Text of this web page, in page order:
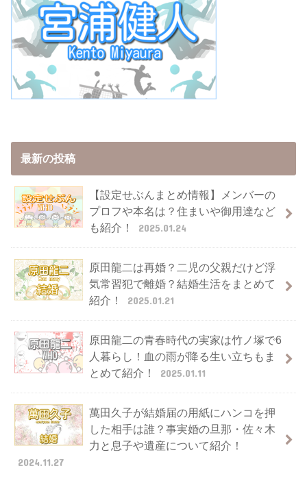
最新の投稿
【設定せぶんまとめ情報】メンバーの
プロフや本名は？住まいや御用達など
も紹介！
2025.01.24
原田龍二は再婚？二児の父親だけど浮
気常習犯で離婚？結婚生活をまとめて
紹介！
2025.01.21
原田龍二の青春時代の実家は竹ノ塚で6
人暮らし！血の雨が降る生い立ちもま
とめて紹介！
2025.01.11
萬田久子が結婚届の用紙にハンコを押
した相手は誰？事実婚の旦那・佐々木
力と息子や遺産について紹介！
2024.11.27